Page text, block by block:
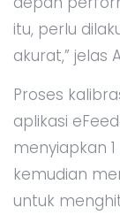
itu, perlu
akurat,” jelas
Proses
aplikasi
menyiapkan
kemudian
untuk